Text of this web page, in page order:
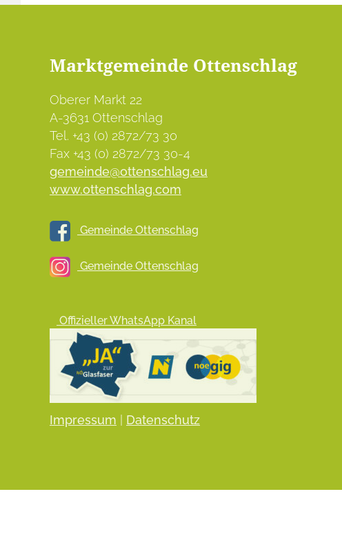
Marktgemeinde Ottenschlag
Oberer Markt 22
A-3631 Ottenschlag
Tel. +43 (0) 2872/73 30
Fax +43 (0) 2872/73 30-4
gemeinde@ottenschlag.eu
www.ottenschlag.com
Gemeinde Ottenschlag
Gemeinde Ottenschlag
Offizieller WhatsApp Kanal
Impressum Datenschutz